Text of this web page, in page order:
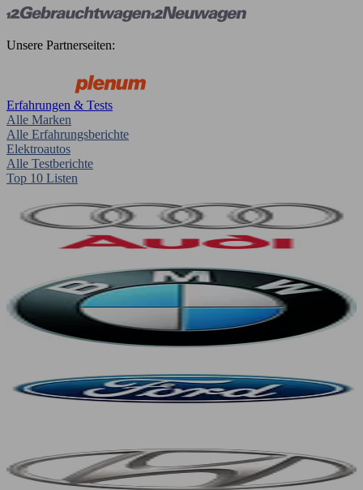
Unsere Partnerseiten:
Erfahrungen & Tests
Alle Marken
Alle Erfahrungsberichte
Elektroautos
Alle Testberichte
Top 10 Listen